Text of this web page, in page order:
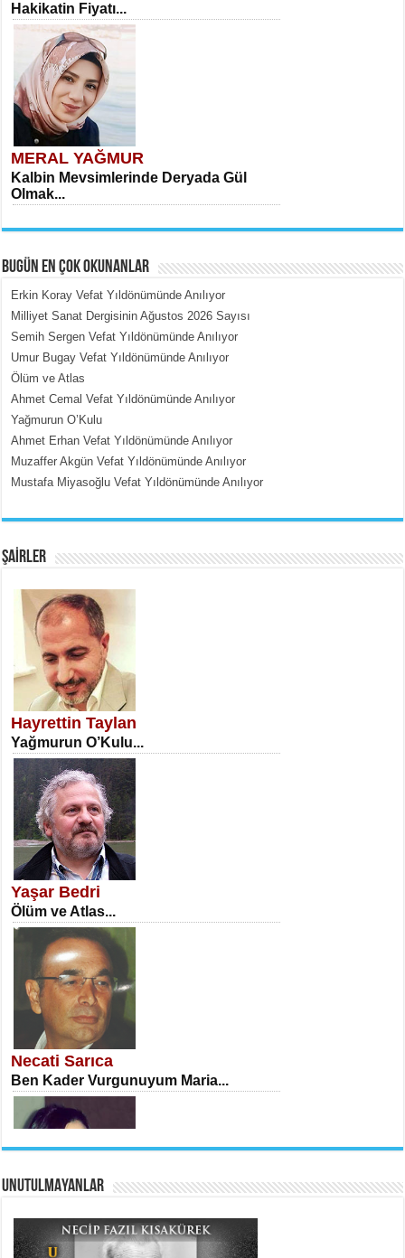
Hakikatin Fiyatı...
MERAL YAĞMUR
Kalbin Mevsimlerinde Deryada Gül
Olmak...
MEHMET ÇOBAN
İçerdeki Put Dışardaki Maskeler...
SATILMIŞ ÜMİT ÇETİNKAYA
Erkenlik...
NECLA DİLEK ARSLAN
Öğretmenler Günü Mahkemesi...
İSA KARATEPE
Ekranlar Arasında Kaybolan İnsan...
AHMET URFALI
Tahlil Denemesi...
BUGÜN EN ÇOK OKUNANLAR
Erkin Koray Vefat Yıldönümünde Anılıyor
Milliyet Sanat Dergisinin Ağustos 2026 Sayısı
Semih Sergen Vefat Yıldönümünde Anılıyor
Umur Bugay Vefat Yıldönümünde Anılıyor
Ölüm ve Atlas
Ahmet Cemal Vefat Yıldönümünde Anılıyor
Yağmurun O’Kulu
Ahmet Erhan Vefat Yıldönümünde Anılıyor
Muzaffer Akgün Vefat Yıldönümünde Anılıyor
Mustafa Miyasoğlu Vefat Yıldönümünde Anılıyor
ŞAİRLER
Hayrettin Taylan
Yağmurun O’Kulu...
Yaşar Bedri
Ölüm ve Atlas...
Necati Sarıca
Ben Kader Vurgunuyum Maria...
Sibel Orhan
İki Kırık Boşluk...
UNUTULMAYANLAR